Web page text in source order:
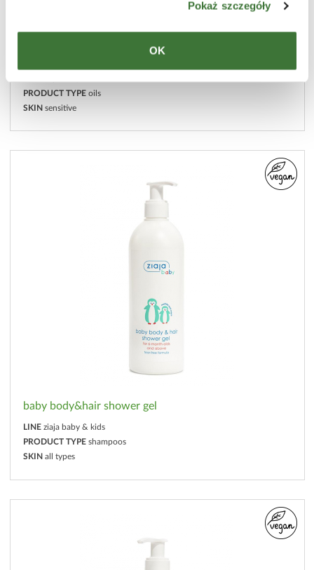
Pokaż szczegóły
OK
PRODUCT TYPE oils
SKIN sensitive
baby body&hair shower gel
LINE ziaja baby & kids
PRODUCT TYPE shampoos
SKIN all types